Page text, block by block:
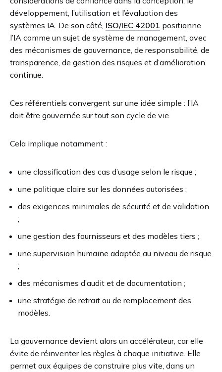
développement, l’utilisation et l’évaluation des
systèmes IA. De son côté, ISO/IEC 42001 positionne
l’IA comme un sujet de système de management, avec
des mécanismes de gouvernance, de responsabilité, de
transparence, de gestion des risques et d’amélioration
continue.
Ces référentiels convergent sur une idée simple : l’IA
doit être gouvernée sur tout son cycle de vie.
Cela implique notamment :
une classification des cas d’usage selon le risque ;
une politique claire sur les données autorisées ;
des exigences minimales de sécurité et de validation
;
une gestion des fournisseurs et des modèles tiers ;
une supervision humaine adaptée au niveau de risque
;
des mécanismes d’audit et de documentation ;
une stratégie de retrait ou de remplacement des
modèles.
La gouvernance devient alors un accélérateur, car elle
évite de réinventer les règles à chaque initiative. Elle
permet aux équipes de construire plus vite, dans un